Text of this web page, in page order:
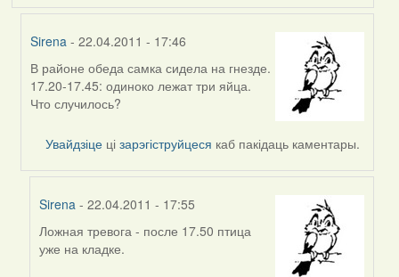
Sirena - 22.04.2011 - 17:46
In
reply
to
Berkut
В районе обеда самка сидела на гнезде.
17.20-17.45: одиноко лежат три яйца.
Что случилось?
Увайдзіце цізарэгіструйцеся каб пакідаць каментары.
Sirena - 22.04.2011 - 17:55
In
reply
Ложная тревога - после 17.50 птица
уже на кладке.